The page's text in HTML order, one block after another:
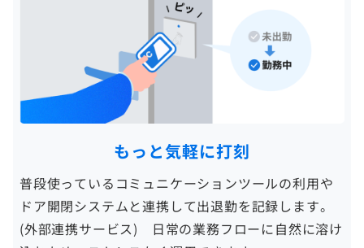
もっと気軽に打刻
普段使っているコミュニケーションツールの利用や
ドア開閉システムと連携して出退勤を記録します。
(外部連携サービス) 日常の業務フローに自然に溶け